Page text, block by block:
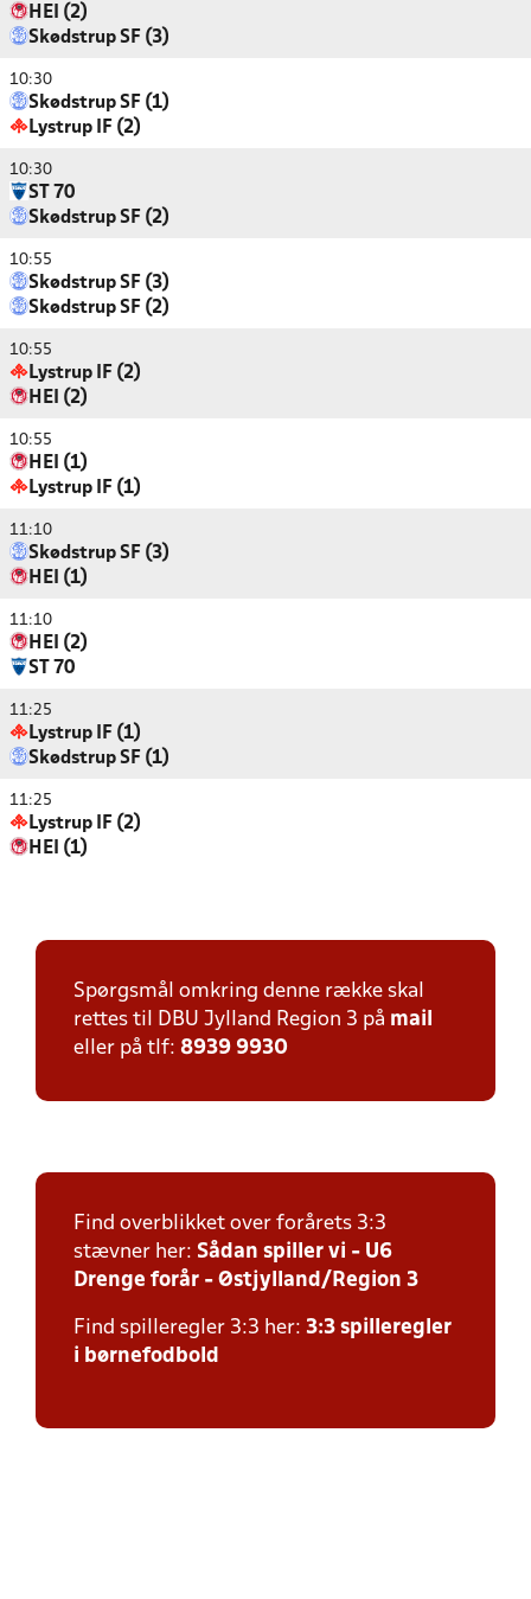
HEI (2)
Skødstrup SF (3)
10:30
Skødstrup SF (1)
Lystrup IF (2)
10:30
ST 70
Skødstrup SF (2)
10:55
Skødstrup SF (3)
Skødstrup SF (2)
10:55
Lystrup IF (2)
HEI (2)
10:55
HEI (1)
Lystrup IF (1)
11:10
Skødstrup SF (3)
HEI (1)
11:10
HEI (2)
ST 70
11:25
Lystrup IF (1)
Skødstrup SF (1)
11:25
Lystrup IF (2)
HEI (1)
Spørgsmål omkring denne række skal
rettes til DBU Jylland Region 3 på mail
eller på tlf: 8939 9930
Find overblikket over forårets 3:3
stævner her: Sådan spiller vi - U6
Drenge forår - Østjylland/Region 3
Find spilleregler 3:3 her: 3:3 spilleregler
i børnefodbold